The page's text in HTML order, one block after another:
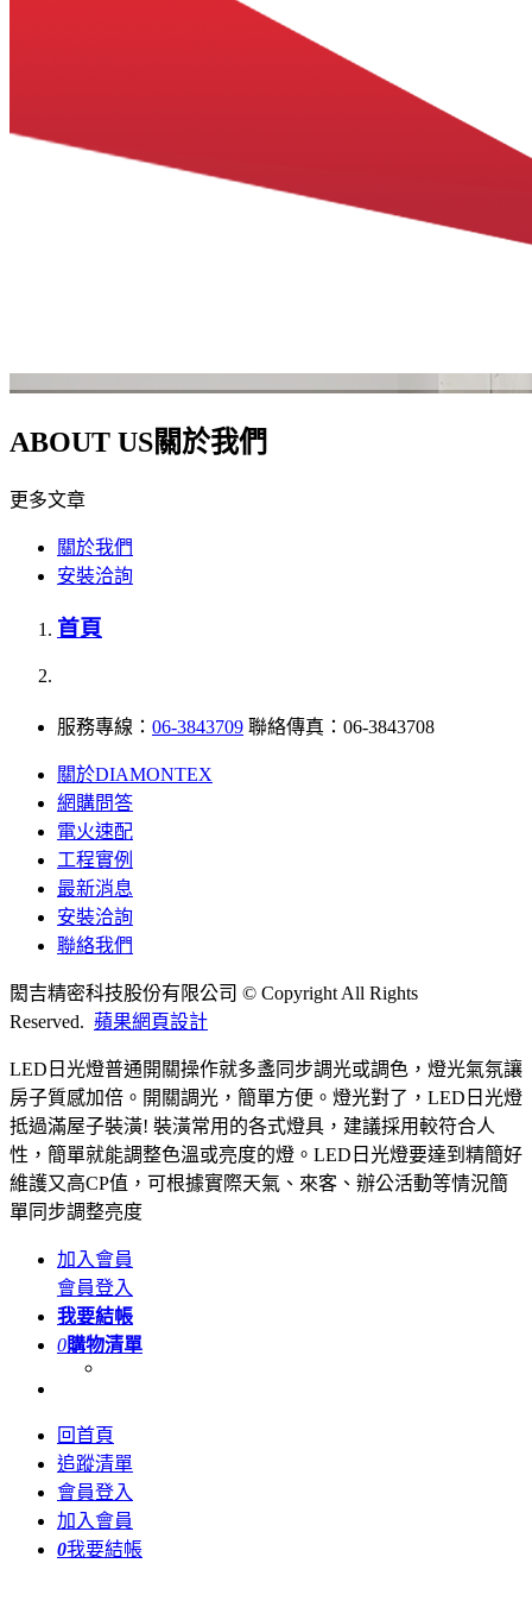
ABOUT US關於我們
更多文章
關於我們
安裝洽詢
首頁
服務專線： 06-3843709 聯絡傳真：06-3843708
關於DIAMONTEX
網購問答
電火速配
工程實例
最新消息
安裝洽詢
聯絡我們
閎吉精密科技股份有限公司 © Copyright All Rights
Reserved. 蘋果網頁設計
LED日光燈普通開關操作就多盞同步調光或調色，燈光氣氛讓
房子質感加倍。開關調光，簡單方便。燈光對了，LED日光燈
抵過滿屋子裝潢! 裝潢常用的各式燈具，建議採用較符合人
性，簡單就能調整色溫或亮度的燈。LED日光燈要達到精簡好
維護又高CP值，可根據實際天氣、來客、辦公活動等情況簡
單同步調整亮度
加入會員
會員登入
我要結帳
0購物清單
回首頁
追蹤清單
會員登入
加入會員
0我要結帳